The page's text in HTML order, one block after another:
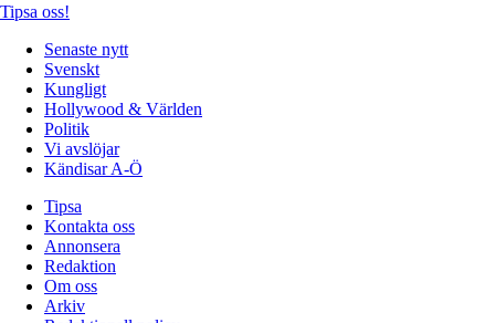
Tipsa oss!
Senaste nytt
Svenskt
Kungligt
Hollywood & Världen
Politik
Vi avslöjar
Kändisar A-Ö
Tipsa
Kontakta oss
Annonsera
Redaktion
Om oss
Arkiv